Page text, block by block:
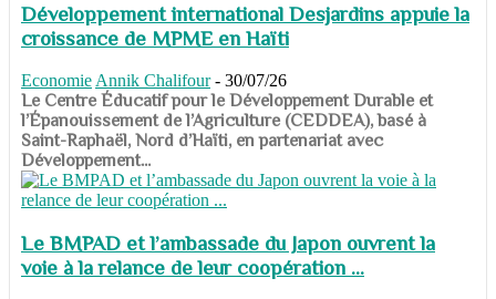
Développement international Desjardins appuie la
croissance de MPME en Haïti
Economie Annik Chalifour - 30/07/26
​​​​​​​Le Centre Éducatif pour le Développement Durable et
l’Épanouissement de l’Agriculture (CEDDEA), basé à
Saint-Raphaël, Nord d’Haïti, en partenariat avec
Développement...
Le BMPAD et l’ambassade du Japon ouvrent la
voie à la relance de leur coopération ...